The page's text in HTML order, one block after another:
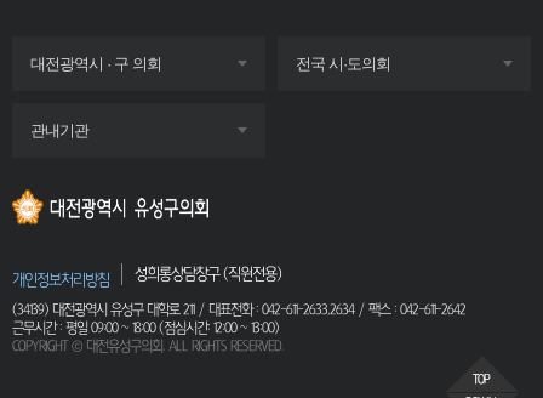
대전광역시 · 구 의회 전국 시·도의회
관내기관
개인정보처리방침 성희롱상담창구 (직원전용)
(34139) 대전광역시 유성구 대학로 211 / 대표전화 : 042-611-2633,2634 / 팩스 : 042-611-2642
근무시간 : 평일 09:00 ~ 18:00 (점심시간: 12:00 ~ 13:00)
COPYRIGHT ⓒ 대전유성구의회. ALL RIGHTS RESERVED.